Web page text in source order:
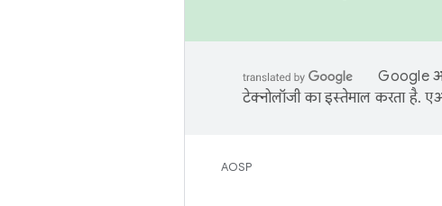
Google
टेक्नोलॉजी का इस्तेमाल करता है.
AOSP